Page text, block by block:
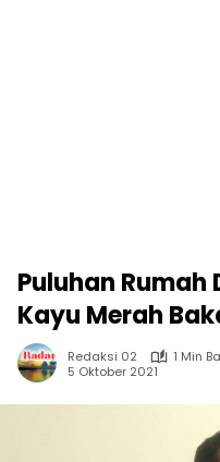
Puluhan Rumah
Kayu Merah
Redaksi 02
1 Min
5 Oktober 2021